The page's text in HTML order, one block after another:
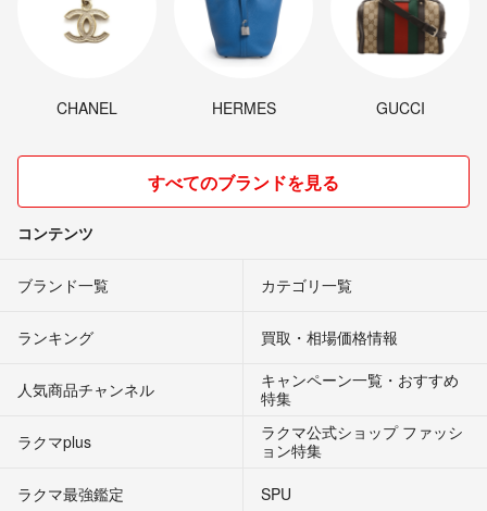
CHANEL HERMES GUCCI
すべてのブランドを見る
コンテンツ
ブランド一覧 カテゴリ一覧
ランキング 買取・相場価格情報
人気商品チャンネル
キャンペーン一覧・おすすめ
特集
ラクマplus
ラクマ公式ショップ ファッシ
ョン特集
ラクマ最強鑑定
SPU